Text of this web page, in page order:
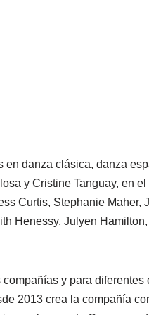
en danza clásica, danza
y Cristine Tanguay, en
Curtis, Stephanie
Henessy, Julyen
y para
2013 crea la compañía